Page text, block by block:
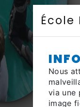
École
Nous
via une
image